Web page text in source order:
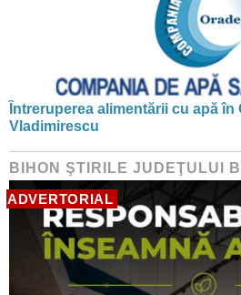
Întreruperea alimentării cu apă în
Vladimirescu
BIHON ŞTIRILE JUDEŢULUI
ADVERTORIAL